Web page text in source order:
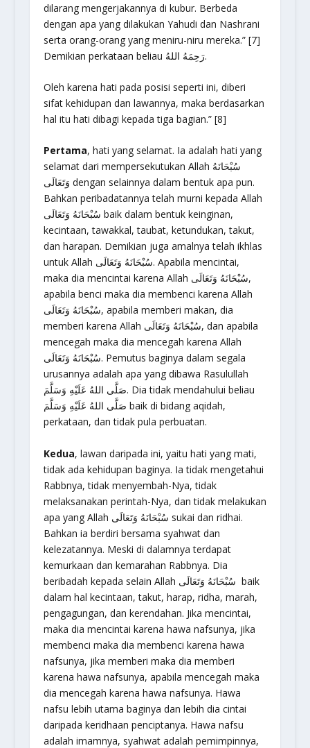
dilarang mengerjakannya di kubur. Berbeda
dengan apa yang dilakukan Yahudi dan Nashrani
serta orang-orang yang meniru-niru mereka.” [7]
Demikian perkataan beliau رَحِمَهُ اللهُ.
Oleh karena hati pada posisi seperti ini, diberi
sifat kehidupan dan lawannya, maka berdasarkan
hal itu hati dibagi kepada tiga bagian.” [8]
Pertama, hati yang selamat. Ia adalah hati yang
selamat dari mempersekutukan Allah سُبْحَانَهُ
وَتَعَالَى dengan selainnya dalam bentuk apa pun.
Bahkan peribadatannya telah murni kepada Allah
سُبْحَانَهُ وَتَعَالَى baik dalam bentuk keinginan,
kecintaan, tawakkal, taubat, ketundukan, takut,
dan harapan. Demikian juga amalnya telah ikhlas
untuk Allah سُبْحَانَهُ وَتَعَالَى. Apabila mencintai,
maka dia mencintai karena Allah سُبْحَانَهُ وَتَعَالَى,
apabila benci maka dia membenci karena Allah
سُبْحَانَهُ وَتَعَالَى, apabila memberi makan, dia
memberi karena Allah سُبْحَانَهُ وَتَعَالَى, dan apabila
mencegah maka dia mencegah karena Allah
سُبْحَانَهُ وَتَعَالَى. Pemutus baginya dalam segala
urusannya adalah apa yang dibawa Rasulullah
صَلَّى اللهُ عَلَيْهِ وَسَلَّمَ. Dia tidak mendahului beliau
صَلَّى اللهُ عَلَيْهِ وَسَلَّمَ baik di bidang aqidah,
perkataan, dan tidak pula perbuatan.
Kedua, lawan daripada ini, yaitu hati yang mati,
tidak ada kehidupan baginya. Ia tidak mengetahui
Rabbnya, tidak menyembah-Nya, tidak
melaksanakan perintah-Nya, dan tidak melakukan
apa yang Allah سُبْحَانَهُ وَتَعَالَى sukai dan ridhai.
Bahkan ia berdiri bersama syahwat dan
kelezatannya. Meski di dalamnya terdapat
kemurkaan dan kemarahan Rabbnya. Dia
beribadah kepada selain Allah سُبْحَانَهُ وَتَعَالَى baik
dalam hal kecintaan, takut, harap, ridha, marah,
pengagungan, dan kerendahan. Jika mencintai,
maka dia mencintai karena hawa nafsunya, jika
membenci maka dia membenci karena hawa
nafsunya, jika memberi maka dia memberi
karena hawa nafsunya, apabila mencegah maka
dia mencegah karena hawa nafsunya. Hawa
nafsu lebih utama baginya dan lebih dia cintai
daripada keridhaan penciptanya. Hawa nafsu
adalah imamnya, syahwat adalah pemimpinnya,